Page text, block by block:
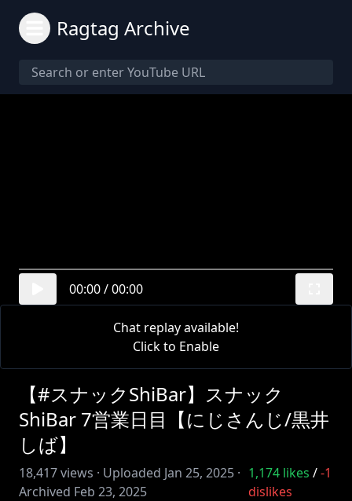
Ragtag Archive
00:00/00:00
Chat replay available!
Click to Enable
【#スナックShiBar】スナック
ShiBar 7営業日目【にじさんじ/黒井
しば】
18,417views · Uploaded Jan 25, 2025 ·
Archived Feb 23, 2025
1,174 likes /-1
dislikes